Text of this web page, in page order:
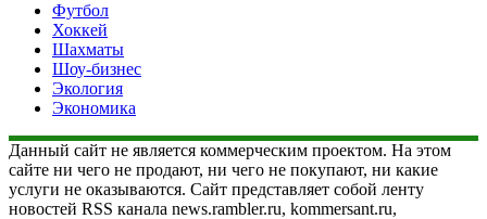
Футбол
Хоккей
Шахматы
Шоу-бизнес
Экология
Экономика
Данный сайт не является коммерческим проектом. На этом
сайте ни чего не продают, ни чего не покупают, ни какие
услуги не оказываются. Сайт представляет собой ленту
новостей RSS канала news.rambler.ru, kommersant.ru,